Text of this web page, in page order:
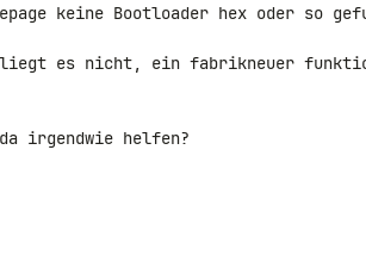
keine Bootloader hex oder so
liegt es nicht, ein fabrikneuer
irgendwie helfen?